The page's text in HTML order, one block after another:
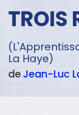
AUTEURS
À L'AFFICHE
CATALOGUE
texte
TROIS
La Haye)
deJean-Luc